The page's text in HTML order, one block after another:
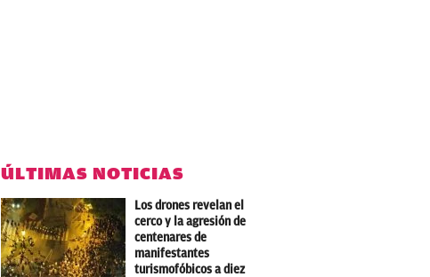
ÚLTIMAS NOTICIAS
Los drones revelan el
cerco y la agresión de
centenares de
manifestantes
turismofóbicos a diez